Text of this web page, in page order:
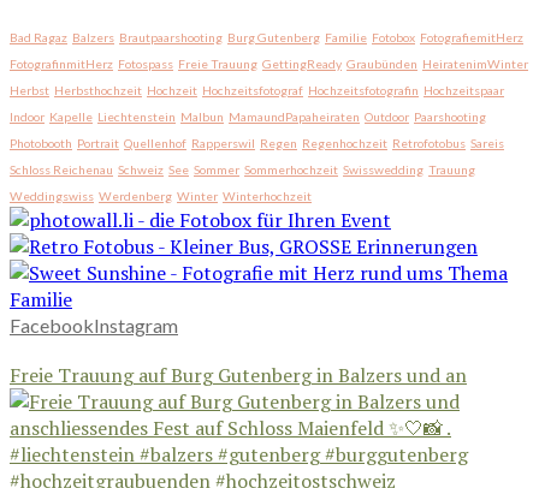
Bad Ragaz Balzers Brautpaarshooting Burg Gutenberg Familie Fotobox FotografiemitHerz
FotografinmitHerz Fotospass Freie Trauung GettingReady Graubünden HeiratenimWinter
Herbst Herbsthochzeit Hochzeit Hochzeitsfotograf Hochzeitsfotografin Hochzeitspaar
Indoor Kapelle Liechtenstein Malbun MamaundPapaheiraten Outdoor Paarshooting
Photobooth Portrait Quellenhof Rapperswil Regen Regenhochzeit Retrofotobus Sareis
Schloss Reichenau Schweiz See Sommer Sommerhochzeit Swisswedding Trauung
Weddingswiss Werdenberg Winter Winterhochzeit
FacebookInstagram
Freie Trauung auf Burg Gutenberg in Balzers und an